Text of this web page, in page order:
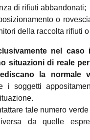
di rifiuti abbandonati;
posizionamento o
della raccolta rifiuti
nel
situazioni di reale
la normale
i soggetti
tale numero
da quelle